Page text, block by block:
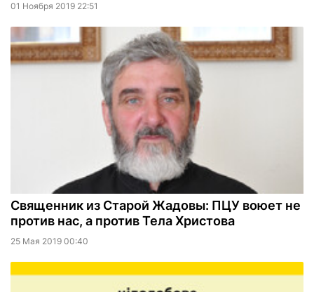
01 Ноября 2019 22:51
Священник из Старой Жадовы: ПЦУ воюет не
против нас, а против Тела Христова
25 Мая 2019 00:40